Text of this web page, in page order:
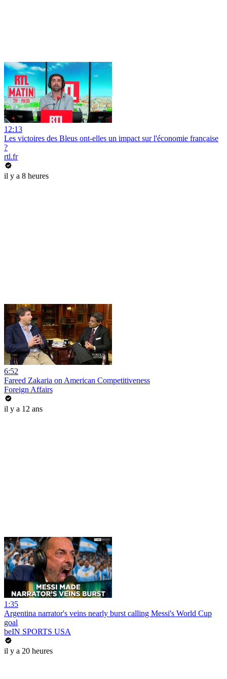
12:13
Les victoires des Bleus ont-elles un impact sur l'économie française
?
rtl.fr
il y a 8 heures
6:52
Fareed Zakaria on American Competitiveness
Foreign Affairs
il y a 12 ans
1:35
Argentina narrator's veins nearly burst calling Messi's World Cup
goal
beIN SPORTS USA
il y a 20 heures